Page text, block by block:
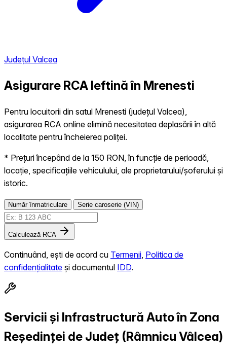
Județul Valcea
Asigurare RCA Ieftină în Mrenesti
Pentru locuitorii din satul Mrenesti (județul Valcea),
asigurarea RCA online elimină necesitatea deplasării în altă
localitate pentru încheierea poliței.
* Prețuri începând de la 150 RON, în funcție de perioadă,
locație, specificațiile vehiculului, ale proprietarului/șoferului și
istoric.
Număr înmatriculare Serie caroserie (VIN)
Calculează RCA
Continuând, ești de acord cu Termenii Politica de
confidențialitate și documentul IDD.
Servicii și Infrastructură Auto în Zona
Reședinței de Județ (Râmnicu Vâlcea)